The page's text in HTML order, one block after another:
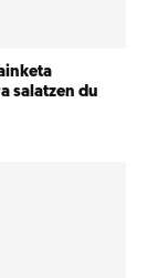
salatzen du